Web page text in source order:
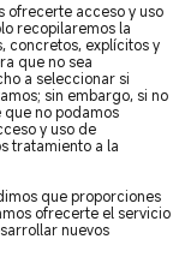
ofrecerte acceso y uso
recopilaremos la
concretos, explícitos y
que no sea
a seleccionar si
sin embargo, si no
no podamos
y uso de
tratamiento a la
que proporciones
ofrecerte el servicio
nuevos